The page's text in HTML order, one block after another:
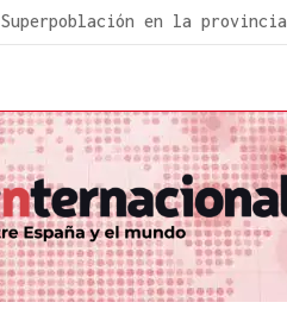
Superpoblación en la provincia